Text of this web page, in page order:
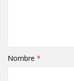
Nombre *